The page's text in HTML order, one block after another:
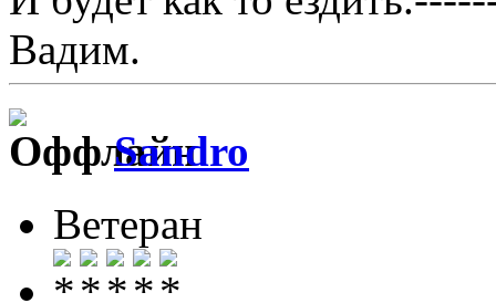
Вадим.
Sandro
Ветеран